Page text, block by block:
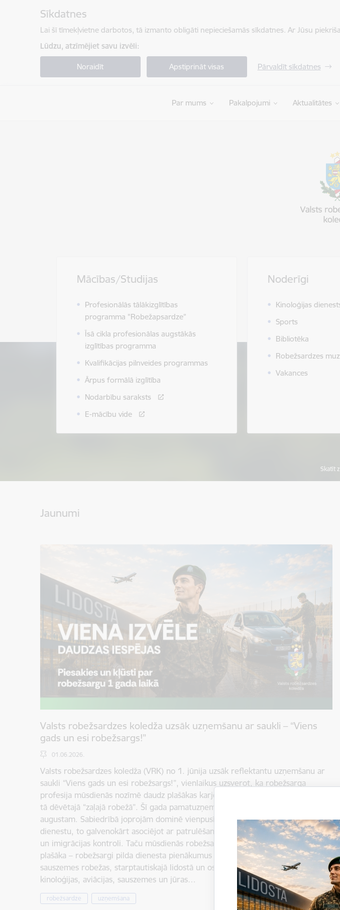
Sīkdatnes
Lai šī tīmekļvietne darbotos, tā izmanto obligāti nepieciešamās sīkdatnes. Ar Jūsu
Lūdzu, atzīmējiet savu izvēli:
Noraidīt Apstiprināt visas Pārvaldīt sīkdatnes
Par mums Pakalpojumi Aktualitātes
Mācības/Studijas
Profesionālās tālākizglītības
programma "Robežapsardze”
Īsā cikla profesionālas augstākās
izglītības programma
Kvalifikācijas pilnveides programmas
Ārpus formālā izglītība
Nodarbību saraksts
E-mācību vide
Noderīgi
Kinoloģijas
Sports
Bibliotēka
Robežsardzes
Vakances
Skatīt
Jaunumi
Valsts robežsardzes koledža uzsāk uzņemšanu ar saukli – “Viens
gads un esi robežsargs!”
01.06.2026.
Valsts robežsardzes koledža (VRK) no 1. jūnija uzsāk reflektantu uzņemšanu ar
saukli “Viens gads un esi robežsargs!”, vienlaikus uzsverot, ka robežsarga
profesija mūsdienās nozīmē daudz plašākas karjeras iespējas nekā tikai dienestu
tā dēvētajā “zaļajā robežā”. Šī gada pamatuzņemšana noris no 1. jūnija līdz 7.
augustam. Sabiedrībā joprojām dominē vienpusīgs priekšstats par robežsarga
dienestu, to galvenokārt asociējot ar patrulēšanu uz Latvijas austrumu robežas
un imigrācijas kontroli. Taču mūsdienās robežsardzes atbildības joma ir daudz
plašāka – robežsargi pilda dienesta pienākumus robežšķērsošanas vietās uz
sauszemes robežas, starptautiskajā lidostā un ostās, imigrācijas kontroles,
kinoloģijas, aviācijas, sauszemes un jūras…
robežsardze uzņemšana